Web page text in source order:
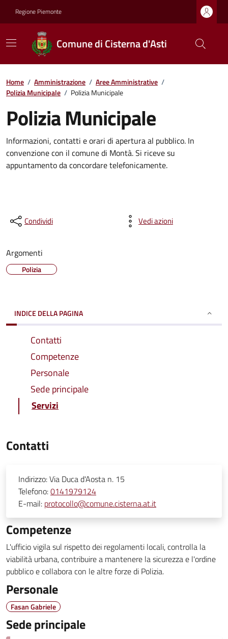
Regione Piemonte
Comune di Cisterna d'Asti
Home / Amministrazione / Aree Amministrative /
Polizia Municipale / Polizia Municipale
Polizia Municipale
Informazioni, contatti e orari di apertura al pubblico. In
convenzione con il comune di Montà. Si riceve su
appuntamento da concordare telefonicamente.
Condividi Vedi azioni
Argomenti
Polizia
INDICE DELLA PAGINA
Contatti
Competenze
Personale
Sede principale
Servizi
Contatti
Indirizzo:Via Duca d'Aosta n. 15
Telefono:0141979124
E-mail: protocollo@comune.cisterna.at.it
Competenze
L'ufficio vigila sul rispetto dei regolamenti locali, controlla la
viabilità urbana, contribuire a mantenere la sicurezza e l'ordine
pubblico e collabora con le altre forze di Polizia.
Personale
Fasan Gabriele
Sede principale